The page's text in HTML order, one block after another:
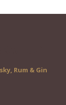
Rum & Gin